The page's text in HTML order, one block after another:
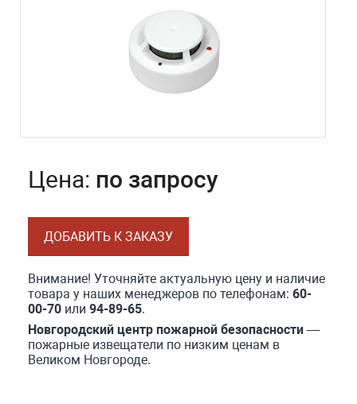
Цена: по запросу
ДОБАВИТЬ К ЗАКАЗУ
Внимание! Уточняйте актуальную цену и наличие
товара у наших менеджеров по телефонам: 60-
00-70 или 94-89-65.
Новгородский центр пожарной безопасности —
пожарные извещатели по низким ценам в
Великом Новгороде.